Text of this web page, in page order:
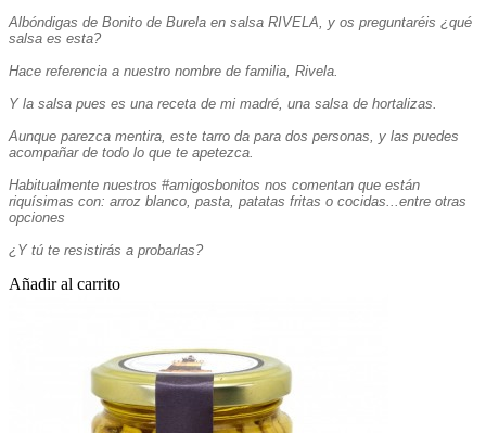
Albóndigas de Bonito de Burela en salsa RIVELA, y os preguntaréis ¿qué
salsa es esta?
Hace referencia a nuestro nombre de familia, Rivela.
Y la salsa pues es una receta de mi madré, una salsa de hortalizas.
Aunque parezca mentira, este tarro da para dos personas, y las puedes
acompañar de todo lo que te apetezca.
Habitualmente nuestros #amigosbonitos nos comentan que están
riquísimas con: arroz blanco, pasta, patatas fritas o cocidas...entre otras
opciones
¿Y tú te resistirás a probarlas?
Añadir al carrito